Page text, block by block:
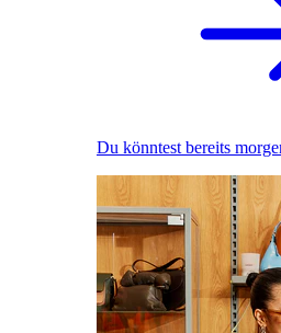
Du könntest bereits